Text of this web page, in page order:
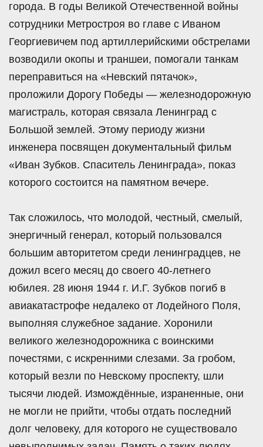
города. В годы Великой Отечественной войны
сотрудники Метростроя во главе с Иваном
Георгиевичем под артиллерийскими обстрелами
возводили окопы и траншеи, помогали танкам
переправиться на «Невский пятачок»,
проложили Дорогу Победы — железнодорожную
магистраль, которая связала Ленинград с
Большой землей. Этому периоду жизни
инженера посвящен документальный фильм
«Иван Зубков. Спаситель Ленинграда», показ
которого состоится на памятном вечере.
Так сложилось, что молодой, честный, смелый,
энергичный генерал, который пользовался
большим авторитетом среди ленинградцев, не
дожил всего месяц до своего 40-летнего
юбилея. 28 июня 1944 г. И.Г. Зубков погиб в
авиакатастрофе недалеко от Лодейного Поля,
выполняя служебное задание. Хоронили
великого железнодорожника с воинскими
почестями, с искренними слезами. За гробом,
который везли по Невскому проспекту, шли
тысячи людей. Измождённые, израненные, они
не могли не прийти, чтобы отдать последний
долг человеку, для которого не существовало